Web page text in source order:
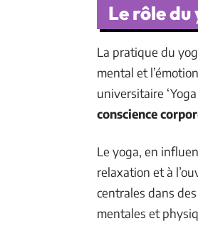
Le rôle
La pratique du
mental et
universitaire
conscience
Le yoga, en
relaxation et à
centrales dans
mentales et